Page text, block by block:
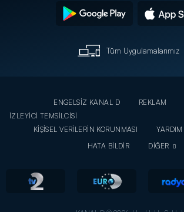
Tüm Uygulamalarımız
ENGELSİZ KANAL D REKLAM
İZLEYİCİ TEMSİLCİSİ
KİŞİSEL VERİLERİN KORUNMASI
YARDIM
HATA BİLDİR
DİĞER